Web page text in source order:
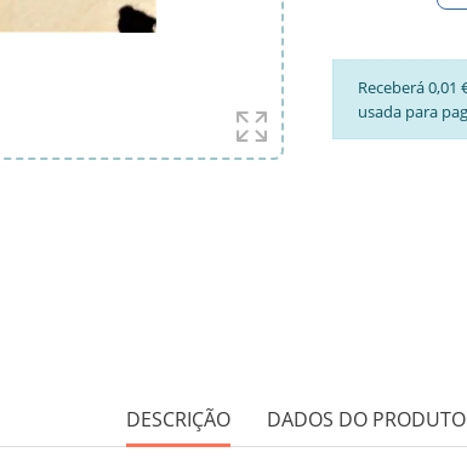
Receberá
usada para
DESCRIÇÃO DADOS DO PRODUTO